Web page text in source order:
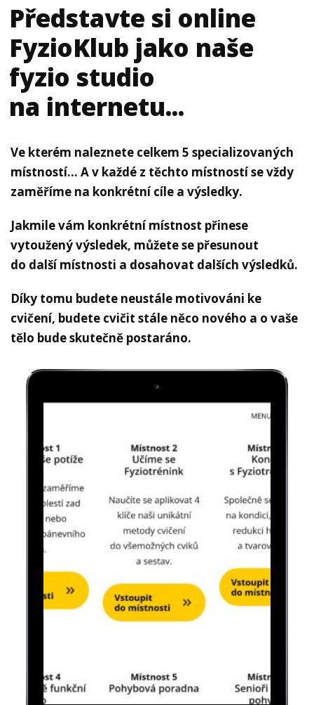
Představte si online
FyzioKlub jako naše
fyzio studio
na internetu...
Ve kterém naleznete celkem 5 specializovaných
místností... A v každé z těchto místností se vždy
zaměříme na konkrétní cíle a výsledky.
Jakmile vám konkrétní místnost přinese
vytoužený výsledek, můžete se přesunout
do další místnosti a dosahovat dalších výsledků.
Díky tomu budete neustále motivováni ke
cvičení, budete cvičit stále něco nového a o vaše
tělo bude skutečně postaráno.